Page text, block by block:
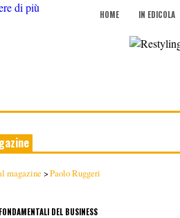
HOME IN EDICOLA
magazine >Paolo Ruggeri
FONDAMENTALI DEL BUSINESS